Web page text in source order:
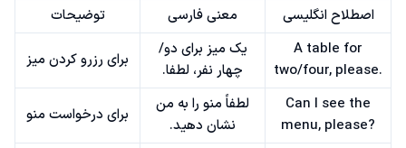
اصطلاح انگلیسی معنی فارسی
توضیحات
A table for
two/four, please.
یک میز برای دو/
چهار نفر، لطفا.
برای رزرو کردن میز
Can I see the
menu, please?
لطفاً منو را به من
نشان دهید.
برای درخواست منو